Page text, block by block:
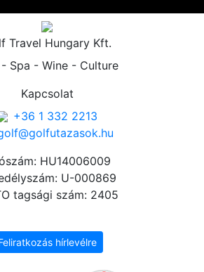
Travel Hungary Kft.
Spa - Wine - Culture
Kapcsolat
+36 1 332 2213
HU14006009
U-000869
tagsági szám: 2405
hírlevélre